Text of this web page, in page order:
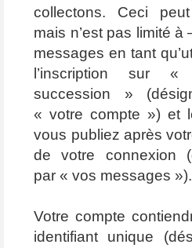
collectons. Ceci
mais n’est pas limité
messages en tant
l’inscription sur «
succession »
« votre compte ») et
vous publiez après
de votre connexion
par « vos messages »).
Votre compte
identifiant unique